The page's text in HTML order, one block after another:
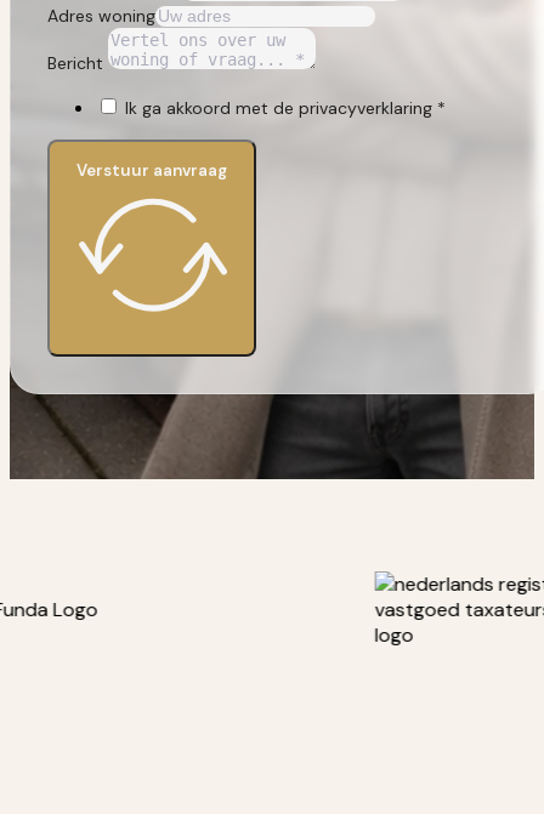
Adres woning
Bericht
Ik ga akkoord met de privacyverklaring *
Verstuur aanvraag